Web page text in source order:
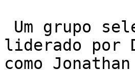
liderado por
como